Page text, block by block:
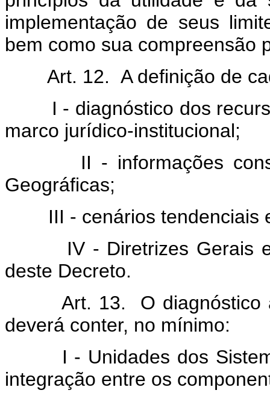
implementação de seus
bem como sua compreensão
Art. 12. A definição de
I - diagnóstico dos
marco jurídico-institucional;
II - informações
Geográficas;
III - cenários tendenciais
IV - Diretrizes Gerais e
deste Decreto.
Art. 13. O diagnóstico a
deverá conter, no mínimo:
I - Unidades dos
integração entre os